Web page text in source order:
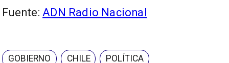
Fuente: ADN Radio Nacional
GOBIERNO CHILE POLÍTICA